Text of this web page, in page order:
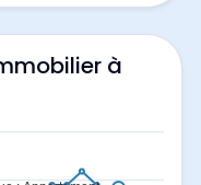
à